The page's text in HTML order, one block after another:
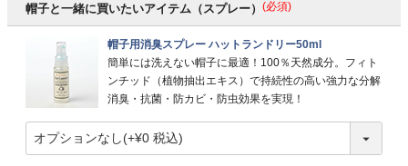
帽子と一緒に買いたいアイテム（スプレー） (必須)
帽子用消臭スプレー ハットランドリー50ml
簡単には洗えない帽子に最適！100％天然成分。フィト
ンチッド（植物抽出エキス）で持続性の高い強力な分解
消臭・抗菌・防カビ・防虫効果を実現！